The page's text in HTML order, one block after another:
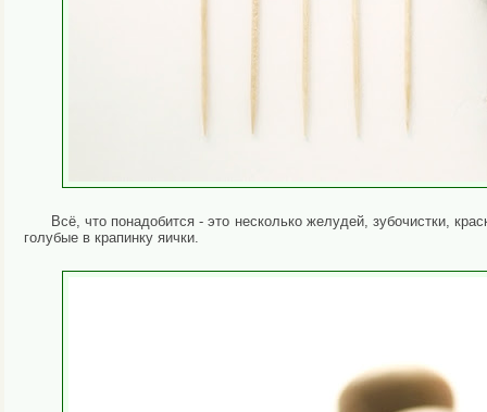
Всё, что понадобится - это несколько желудей, зубочистки,
голубые в крапинку яички.